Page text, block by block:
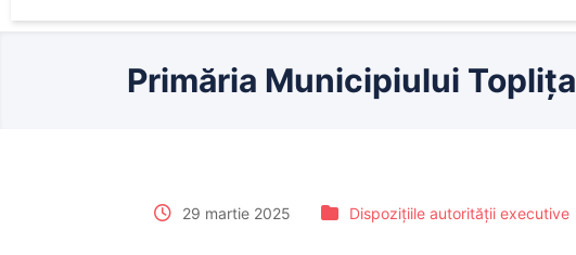
Primăria Municipiului Toplița
29 martie 2025 Dispozițiile autorității executive